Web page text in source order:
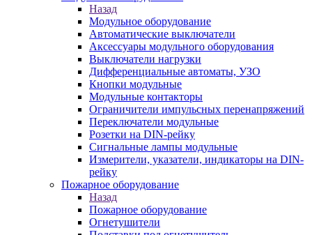
Назад
Модульное оборудование
Автоматические выключатели
Аксессуары модульного оборудования
Выключатели нагрузки
Дифференциальные автоматы, УЗО
Кнопки модульные
Модульные контакторы
Ограничители импульсных перенапряжений
Переключатели модульные
Розетки на DIN-рейку
Сигнальные лампы модульные
Измерители, указатели, индикаторы на DIN-
рейку
Пожарное оборудование
Назад
Пожарное оборудование
Огнетушители